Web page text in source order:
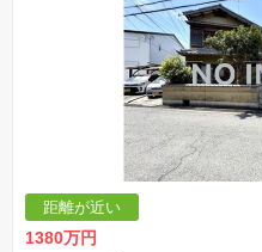
※土地（建築条件なし）で「建物プラン例」
負会社によるもので、当該建築請負会社以外
とは限りません。また建築請負会社を特定す
※建築条件付き土地とは、その土地に建築す
ことを条件として売買される土地のことをい
協議するため、土地購入者が自己の希望する
交渉期間が設定され、その期間内で希望を満
します。なお、この期間は概ね3ヶ月程度と
負契約が成立しない場合、土地売買契約は白
手付金など）は名目のいかんに関わらず、全
※課税対象物件の「価格」や「費用等」は消
※「本体価格」とは、課税対象物件において
合計額を指します。
表示されておりません。
距離が近い
1380万円